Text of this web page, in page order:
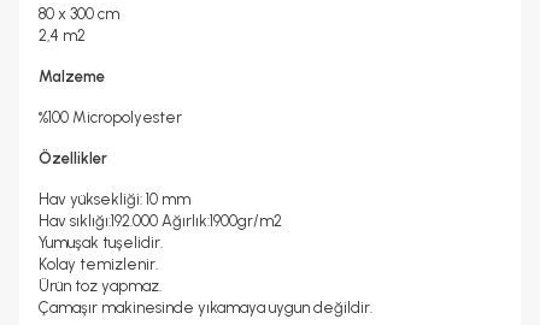
Evet
Halı Metrekare (M2)
80 x 300 cm
2,4 m2
Malzeme
%100 Micropolyester
Özellikler
Hav yüksekliği: 10 mm
Hav sıklığı:192.000 Ağırlık:1900gr/m2
Yumuşak tuşelidir.
Kolay temizlenir.
Ürün toz yapmaz.
Çamaşır makinesinde yıkamaya uygun değildir.